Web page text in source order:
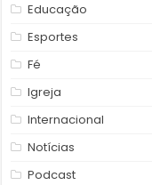
Educação
Esportes
Fé
Igreja
Internacional
Notícias
Podcast